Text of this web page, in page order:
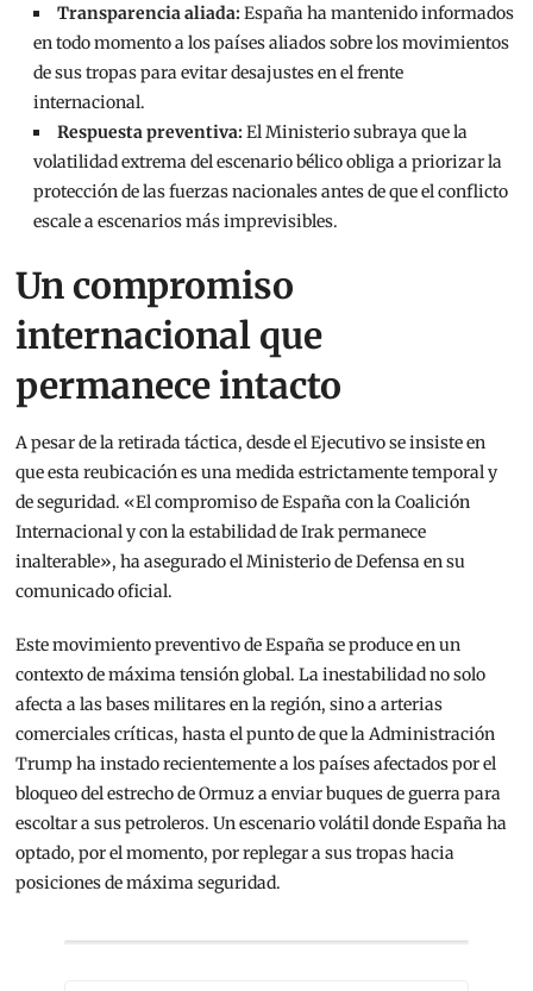
Transparencia aliada:España ha mantenido informados
en todo momento a los países aliados sobre los movimientos
de sus tropas para evitar desajustes en el frente
internacional.
Respuesta preventiva:El Ministerio subraya que la
volatilidad extrema del escenario bélico obliga a priorizar la
protección de las fuerzas nacionales antes de que el conflicto
escale a escenarios más imprevisibles.
Un compromiso
internacional que
permanece intacto
A pesar de la retirada táctica, desde el Ejecutivo se insiste en
que esta reubicación es una medida estrictamente temporal y
de seguridad. «El compromiso de España con la Coalición
Internacional y con la estabilidad de Irak permanece
inalterable», ha asegurado el Ministerio de Defensa en su
comunicado oficial.
Este movimiento preventivo de España se produce en un
contexto de máxima tensión global. La inestabilidad no solo
afecta a las bases militares en la región, sino a arterias
comerciales críticas, hasta el punto de que la Administración
Trump ha instado recientemente a los países afectados por el
bloqueo del estrecho de Ormuz a enviar buques de guerra para
escoltar a sus petroleros. Un escenario volátil donde España ha
optado, por el momento, por replegar a sus tropas hacia
posiciones de máxima seguridad.